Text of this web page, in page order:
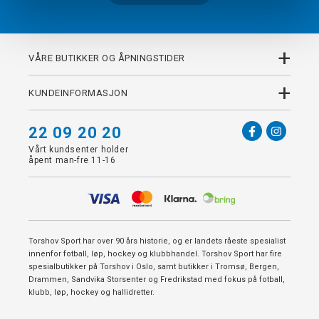
VÅRE BUTIKKER OG ÅPNINGSTIDER +
KUNDEINFORMASJON +
22 09 20 20
Vårt kundsenter holder
åpent man-fre 11-16
Torshov Sport har over 90 års historie, og er landets råeste spesialist
innenfor fotball, løp, hockey og klubbhandel. Torshov Sport har fire
spesialbutikker på Torshov i Oslo, samt butikker i Tromsø, Bergen,
Drammen, Sandvika Storsenter og Fredrikstad med fokus på fotball,
klubb, løp, hockey og hallidretter.